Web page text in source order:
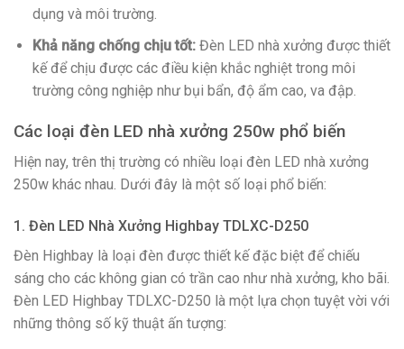
dụng và môi trường.
Khả năng chống chịu tốt:Đèn LED nhà xưởng được thiết
kế để chịu được các điều kiện khắc nghiệt trong môi
trường công nghiệp như bụi bẩn, độ ẩm cao, va đập.
Các loại đèn LED nhà xưởng 250w phổ biến
Hiện nay, trên thị trường có nhiều loại đèn LED nhà xưởng
250w khác nhau. Dưới đây là một số loại phổ biến:
1. Đèn LED Nhà Xưởng Highbay TDLXC-D250
Đèn Highbay là loại đèn được thiết kế đặc biệt để chiếu
sáng cho các không gian có trần cao như nhà xưởng, kho bãi.
Đèn LED Highbay TDLXC-D250 là một lựa chọn tuyệt vời với
những thông số kỹ thuật ấn tượng: